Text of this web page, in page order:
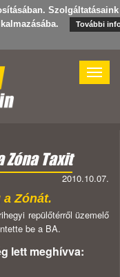
Szolgáltatásaink
További
Toggle
Zóna Taxit
2010.10.07.
Zónát.
repülőtérről üzemelő
be a BA.
lett meghívva: